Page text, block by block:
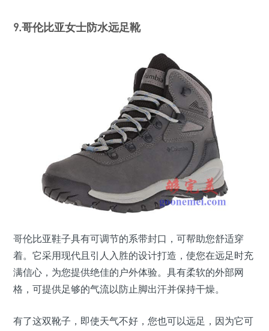
9.哥伦比亚女士防水远足靴
哥伦比亚鞋子具有可调节的系带封口，可帮助您舒适穿
着。它采用现代且引人入胜的设计打造，使您在远足时充
满信心，为您提供绝佳的户外体验。具有柔软的外部网
格，可提供足够的气流以防止脚出汗并保持干燥。
有了这双靴子，即使天气不好，您也可以远足，因为它可